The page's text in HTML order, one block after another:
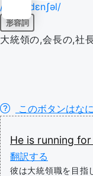
/pɹɛzɪˈdɛnʃəl/
形容詞
大統領の,会長の,社
このボタンはな
He is running for
翻訳する
彼は大統領職を目指